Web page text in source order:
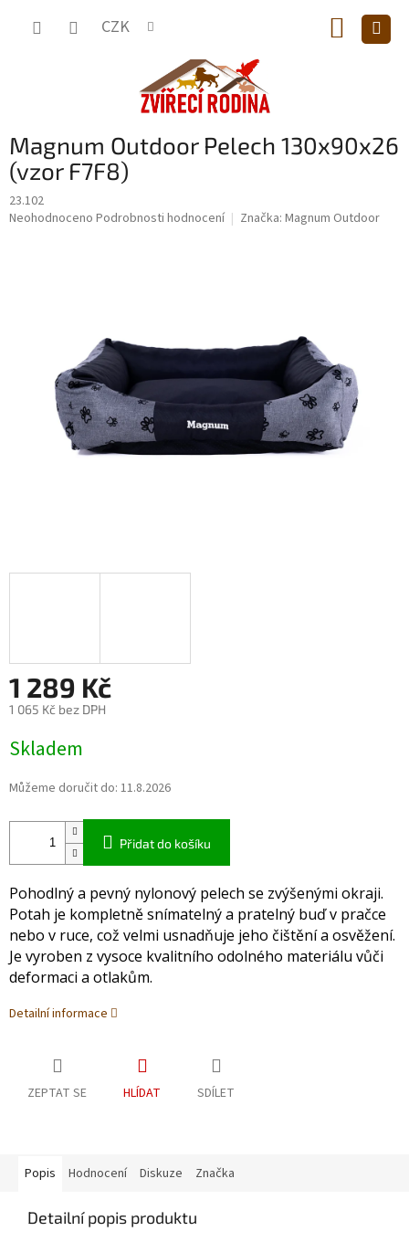
CZK
KOŠÍK
Magnum Outdoor Pelech 130x90x26
(vzor F7F8)
23.102
Průměrné
Neohodnoceno Podrobnosti hodnocení Značka: Magnum Outdoor
1 289 Kč
1 065 Kč bez DPH
cena:
Skladem
Můžeme doručit do: 11.8.2026
Přidat do košíku
Pohodlný a pevný nylonový pelech se zvýšenými okraji.
Potah je kompletně snímatelný a pratelný buď v pračce
nebo v ruce, což velmi usnadňuje jeho čištění a osvěžení.
Je vyroben z vysoce kvalitního odolného materiálu vůči
deformaci a otlakům.
Detailní informace
ZEPTAT SE HLÍDAT SDÍLET
Popis Hodnocení Diskuze Značka
Detailní popis produktu